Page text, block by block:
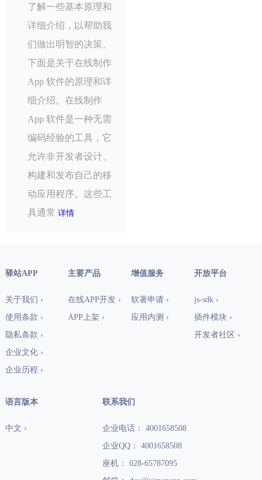
了解一些基本原理和
详细介绍，以帮助我
们做出明智的决策。
下面是关于在线制作
App 软件的原理和详
细介绍。在线制作
App 软件是一种无需
编码经验的工具，它
允许非开发者设计、
构建和发布自己的移
动应用程序。这些工
具通常 详情
驿站APP
关于我们 ›
使用条款 ›
隐私条款 ›
企业文化 ›
企业历程 ›
主要产品
在线APP开发 ›
APP上架 ›
增值服务
软著申请 ›
应用内测 ›
开放平台
js-sdk ›
插件模块 ›
开发者社区 ›
语言版本
中文 ›
联系我们
企业电话： 4001658508
企业QQ： 4001658508
座机： 028-65787095